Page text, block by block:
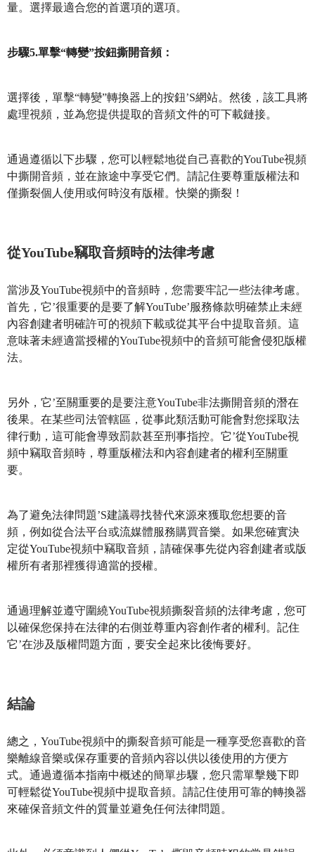
量。選擇最適合您的首選項的選項。
步驟5.單擊“轉變”按鈕撕開音頻：
選擇後，單擊“轉變”轉換器上的按鈕’S網站。然後，該工具將
處理視頻，並為您提供提取的音頻文件的可下載鏈接。
通過遵循以下步驟，您可以輕鬆地從自己喜歡的YouTube視頻
中撕開音頻，並在旅途中享受它們。請記住要尊重版權法和
僅撕裂個人使用或何時沒有版權。快樂的撕裂！
從YouTube竊取音頻時的法律考慮
當涉及YouTube視頻中的音頻時，您需要牢記一些法律考慮。
首先，它’很重要的是要了解YouTube’服務條款明確禁止未經
內容創建者明確許可的視頻下載或從其平台中提取音頻。這
意味著未經適當授權的YouTube視頻中的音頻可能會侵犯版權
法。
另外，它’至關重要的是要注意YouTube非法撕開音頻的潛在
後果。在某些司法管轄區，從事此類活動可能會對您採取法
律行動，這可能會導致罰款甚至刑事指控。它’從YouTube視
頻中竊取音頻時，尊重版權法和內容創建者的權利至關重
要。
為了避免法律問題’S建議尋找替代來源來獲取您想要的音
頻，例如從合法平台或流媒體服務購買音樂。如果您確實決
定從YouTube視頻中竊取音頻，請確保事先從內容創建者或版
權所有者那裡獲得適當的授權。
通過理解並遵守圍繞YouTube視頻撕裂音頻的法律考慮，您可
以確保您保持在法律的右側並尊重內容創作者的權利。記住
它’在涉及版權問題方面，要安全起來比後悔要好。
結論
總之，YouTube視頻中的撕裂音頻可能是一種享受您喜歡的音
樂離線音樂或保存重要的音頻內容以供以後使用的方便方
式。通過遵循本指南中概述的簡單步驟，您只需單擊幾下即
可輕鬆從YouTube視頻中提取音頻。請記住使用可靠的轉換器
來確保音頻文件的質量並避免任何法律問題。